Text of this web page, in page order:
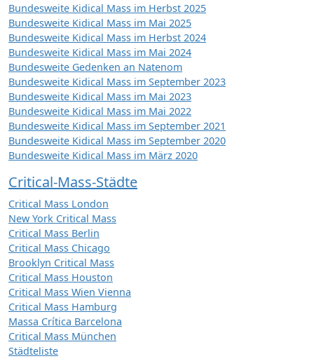
Bundesweite Kidical Mass im Herbst 2025
Bundesweite Kidical Mass im Mai 2025
Bundesweite Kidical Mass im Herbst 2024
Bundesweite Kidical Mass im Mai 2024
Bundesweite Gedenken an Natenom
Bundesweite Kidical Mass im September 2023
Bundesweite Kidical Mass im Mai 2023
Bundesweite Kidical Mass im Mai 2022
Bundesweite Kidical Mass im September 2021
Bundesweite Kidical Mass im September 2020
Bundesweite Kidical Mass im März 2020
Critical-Mass-Städte
Critical Mass London
New York Critical Mass
Critical Mass Berlin
Critical Mass Chicago
Brooklyn Critical Mass
Critical Mass Houston
Critical Mass Wien Vienna
Critical Mass Hamburg
Massa Crítica Barcelona
Critical Mass München
Städteliste